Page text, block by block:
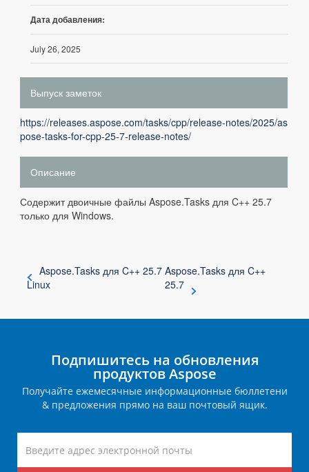
Дата добавления:
July 26, 2025
Выпуск заметок
https://releases.aspose.com/tasks/cpp/release-notes/2025/as
pose-tasks-for-cpp-25-7-release-notes/
Описание
Содержит двоичные файлы Aspose.Tasks для C++ 25.7
только для Windows.
Aspose.Tasks для C++ 25.7
Linux
Aspose.Tasks для C++
25.7
Подпишитесь на обновления
продуктов Aspose
Получайте ежемесячные информационные бюллетени
& предложения прямо на ваш почтовый ящик.